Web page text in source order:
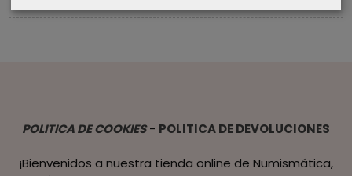
POLITICA DE COOKIES- POLITICA DE DEVOLUCIONES
¡Bienvenidos a nuestra tienda online de Numismática,